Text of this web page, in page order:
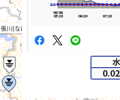
川(なばりがわ)
0.0
0.0
07:20
06:20
08/06
05:20
0.02